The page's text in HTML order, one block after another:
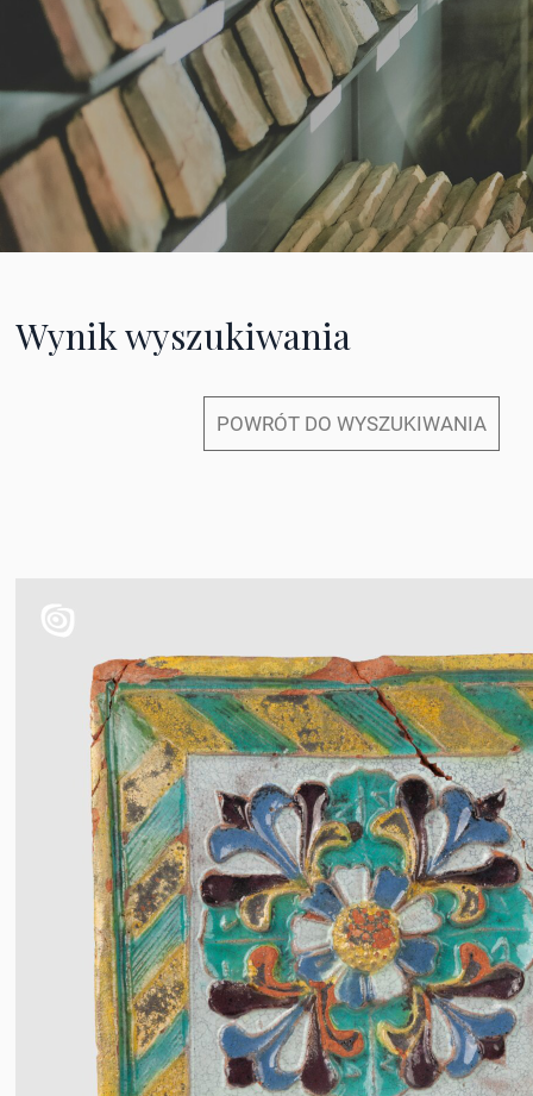
Wynik wyszukiwania
POWRÓT DO WYSZUKIWANIA